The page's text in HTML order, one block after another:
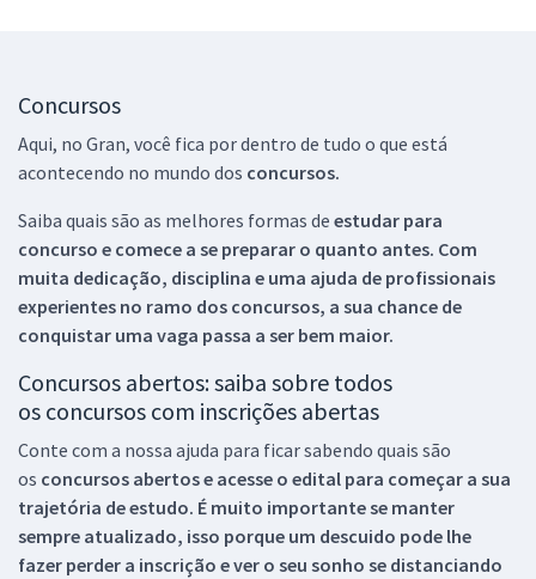
Concursos
Aqui, no Gran, você fica por dentro de tudo o que está
acontecendo no mundo dos concursos.
Saiba quais são as melhores formas de estudar para
concurso e comece a se preparar o quanto antes. Com
muita dedicação, disciplina e uma ajuda de profissionais
experientes no ramo dos concursos, a sua chance de
conquistar uma vaga passa a ser bem maior.
Concursos abertos: saiba sobre todos
os concursos com inscrições abertas
Conte com a nossa ajuda para ficar sabendo quais são
os concursos abertos e acesse o edital para começar a sua
trajetória de estudo. É muito importante se manter
sempre atualizado, isso porque um descuido pode lhe
fazer perder a inscrição e ver o seu sonho se distanciando